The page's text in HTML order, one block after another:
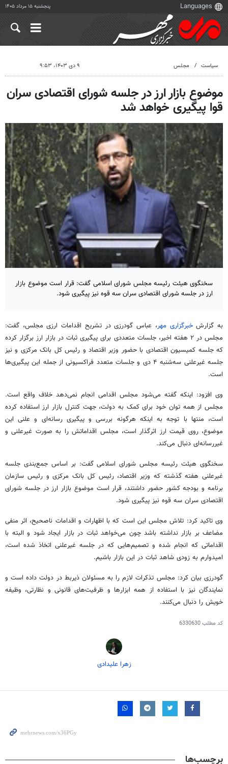
پنجشنبه ۱۵ مرداد ۱۴۰۵
سیاست مجلس ۹ دی ۱۴۰۳، ۹:۵۳
موضوع بازار ارز در جلسه شورای اقتصادی سران
قوا پیگیری خواهد شد
سخنگوی هیئت رئیسه مجلس شورای اسلامی گفت: قرار است موضوع بازار
ارز در جلسه شورای اقتصادی سران سه قوه نیز پیگیری شود.
به گزارشخبرگزاری مهر، عباس گودرزی در تشریح اقدامات ارزی مجلس، گفت:
مجلس در ۲ هفته اخیر، جلسات متعددی برای پیگیری ثبات در بازار ارز برگزار کرده
که جلسه کمیسیون اقتصادی با حضور وزیر اقتصاد و رئیس کل بانک مرکزی و نیز
جلسه غیرعلنی سه‌شنبه ۴ دی و جلسات متعدد فراکسیونی از جمله این پیگیری‌ها
است.
وی افزود: اینکه گفته می‌شود مجلس اقدامی انجام نمی‌دهد خلاف واقع است.
مجلس از همه توان خود برای کمک به دولت، جهت کنترل بازار ارز استفاده کرده
است، منتها با توجه به اینکه هرگونه بررسی و پیگیری رسانه‌ای و علنی این
موضوع، روی قیمت ارز اثرگذار است، مجلس اقداماتش را به صورت غیرعلنی و
غیررسانه‌ای دنبال می‌کند.
سخنگوی هیئت رئیسه مجلس شورای اسلامی گفت: بر اساس جمع‌بندی جلسه
غیرعلنی هفته گذشته که وزیر اقتصاد، رئیس کل بانک مرکزی و رئیس سازمان
برنامه و بودجه کشور حضور داشتند، قرار است موضوع بازار ارز در جلسه شورای
اقتصادی سران سه قوه نیز پیگیری شود.
وی تاکید کرد: تلاش مجلس این است که با اظهارات و اقدامات ناصحیح، اثر منفی
مضاعف بر بازار نداشته باشد چون می‌خواهد ثبات در بازار ایجاد شود و البته با
اقداماتی که انجام شده و تصمیم‌هایی که در جلسه غیرعلنی اتخاذ شده است،
امیدوارم به زودی شاهد ثبات در این بازار باشیم.
گودرزی بیان کرد: مجلس تذکرات لازم را به مسئولان ذیربط در دولت داده است و
نمایندگان نیز با استفاده از همه ابزارها و ظرفیت‌های قانونی و نظارتی، وظیفه
خویش را دنبال می‌کنند.
کد مطلب6330630
زهرا علیدادی
برچسب‌ها